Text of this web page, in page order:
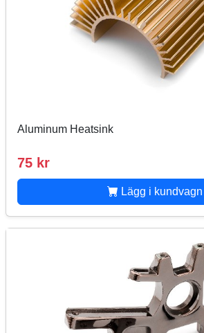
Aluminum Heatsink
75 kr
Lägg i kundvagn